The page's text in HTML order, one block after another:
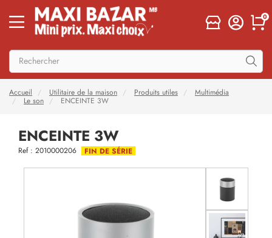
0
Accueil Utilitaire de la maison Produits utiles
Multimédia
Le son
ENCEINTE 3W
ENCEINTE 3W
Ref : 2010000206 FIN DE SÉRIE